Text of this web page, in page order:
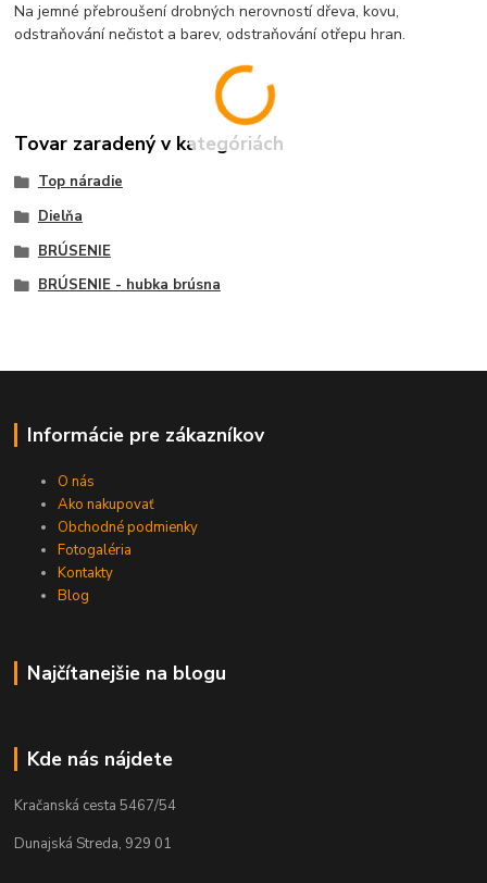
Na jemné přebroušení drobných nerovností dřeva, kovu,
odstraňování nečistot a barev, odstraňování otřepu hran.
Tovar zaradený v kategóriách
Top náradie
Dielňa
BRÚSENIE
BRÚSENIE - hubka brúsna
Informácie pre zákazníkov
O nás
Ako nakupovať
Obchodné podmienky
Fotogaléria
Kontakty
Blog
Najčítanejšie na blogu
Kde nás nájdete
Kračanská cesta 5467/54
Dunajská Streda, 929 01